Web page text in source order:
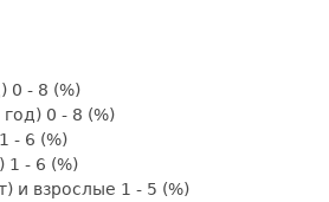
0 - 8 (%)
0 - 8 (%)
- 6 (%)
1 - 6 (%)
и взрослые 1 - 5 (%)